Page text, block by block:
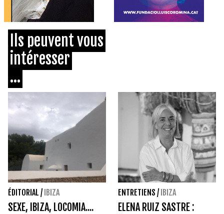
Ils peuvent vous
intéresser
...
ÉDITORIAL / IBIZA
SEXE, IBIZA, LOCOMIA....
ENTRETIENS / IBIZA
ELENA RUIZ SASTRE :